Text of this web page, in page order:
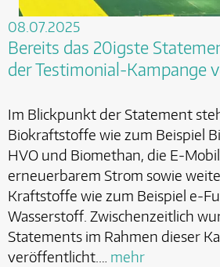
08.07.2025
Bereits das 20igste
der Testimonial-Kampange
Im Blickpunkt der Statement
Biokraftstoffe wie zum Beispiel
HVO und Biomethan, die E-
erneuerbarem Strom sowie
Kraftstoffe wie zum Beispiel e-
Wasserstoff. Zwischenzeitlich
Statements im Rahmen dieser
veröffentlicht.… mehr